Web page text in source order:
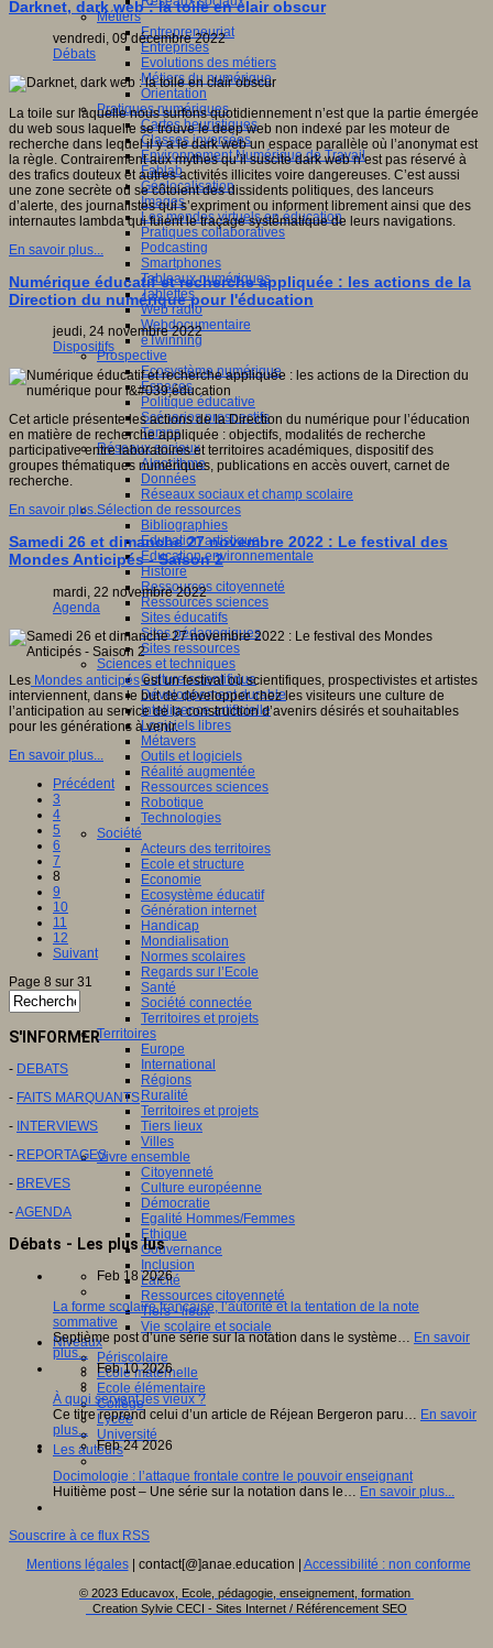
Métiers
Entrepreneuriat
Entreprises
Evolutions des métiers
Métiers du numérique
Orientation
Pratiques numériques
Cartes heuristiques
Classes inversées
Environnement Numérique de Travail
Fablab
Géolocalisation
Images
Les mondes virtuels en éducation
Pratiques collaboratives
Podcasting
Smartphones
Tableaux numériques
Tablettes
Web radio
Webdocumentaire
eTwinning
Prospective
Ecosystème numérique
Espaces
Politique éducative
Scénarios prospectifs
Temps
Réseaux sociaux
Algorithme
Données
Réseaux sociaux et champ scolaire
Sélection de ressources
Bibliographies
Education artistique
Education environnementale
Histoire
Ressources citoyenneté
Ressources sciences
Sites éducatifs
Sites pédagogiques
Sites ressources
Sciences et techniques
Culture scientifique
Développement durable
Intelligence artificielle
Logiciels libres
Métavers
Outils et logiciels
Réalité augmentée
Ressources sciences
Robotique
Technologies
Société
Acteurs des territoires
Ecole et structure
Economie
Ecosystème éducatif
Génération internet
Handicap
Mondialisation
Normes scolaires
Regards sur l’Ecole
Santé
Société connectée
Territoires et projets
Territoires
Europe
International
Régions
Ruralité
Territoires et projets
Tiers lieux
Villes
Vivre ensemble
Citoyenneté
Culture européenne
Démocratie
Egalité Hommes/Femmes
Ethique
Gouvernance
Inclusion
Laïcité
Ressources citoyenneté
Tiers - lieux
Vie scolaire et sociale
Niveaux
Périscolaire
Ecole maternelle
Ecole élémentaire
Collège
Lycée
Université
Les auteurs
Darknet, dark web : la toile en clair obscur
vendredi, 09 décembre 2022
Débats
La toile sur laquelle nous surfons quotidiennement n’est que la partie émergée
du web sous laquelle se trouve le deep web non indexé par les moteur de
recherche dans lequel il y a le dark web un espace parallèle où l’anonymat est
la règle. Contrairement aux mythes qu’il suscite dark web n’est pas réservé à
des trafics douteux et autres activités illicites voire dangereuses. C’est aussi
une zone secrète où se côtoient des dissidents politiques, des lanceurs
d’alerte, des journalistes qui s’expriment ou informent librement ainsi que des
internautes lambda qui fuient le traçage systématique de leurs navigations.
En savoir plus...
Numérique éducatif et recherche appliquée : les actions de la
Direction du numérique pour l'éducation
jeudi, 24 novembre 2022
Dispositifs
Cet article présente les actions de la Direction du numérique pour l’éducation
en matière de recherche appliquée : objectifs, modalités de recherche
participative entre laboratoires et territoires académiques, dispositif des
groupes thématiques numériques, publications en accès ouvert, carnet de
recherche.
En savoir plus...
Samedi 26 et dimanche 27 novembre 2022 : Le festival des
Mondes Anticipés - Saison 2
mardi, 22 novembre 2022
Agenda
Les Mondes anticipésest un festival où scientifiques, prospectivistes et artistes
interviennent, dans le but de développer chez les visiteurs une culture de
l’anticipation au service de la construction d’avenirs désirés et souhaitables
pour les générations à venir.
En savoir plus...
Précédent
3
4
5
6
7
8
9
10
11
12
Suivant
Page 8 sur 31
S'INFORMER
- DEBATS
- FAITS MARQUANTS
- INTERVIEWS
- REPORTAGES
- BREVES
-AGENDA
Débats - Les plus lus
Feb 18 2026
La forme scolaire française, l’autorité et la tentation de la note
sommative
Septième post d’une série sur la notation dans le système… En savoir
plus...
Feb 10 2026
À quoi servent les vieux ?
Ce titre reprend celui d’un article de Réjean Bergeron paru… En savoir
plus...
Feb 24 2026
Docimologie : l’attaque frontale contre le pouvoir enseignant
Huitième post – Une série sur la notation dans le… En savoir plus...
Souscrire à ce flux RSS
Mentions légales| contact[@]anae.education | Accessibilité : non conforme
© 2023 Educavox, Ecole, pédagogie, enseignement, formation
Creation Sylvie CECI - Sites Internet / Référencement SEO